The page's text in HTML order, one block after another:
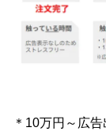
＊10万円～広